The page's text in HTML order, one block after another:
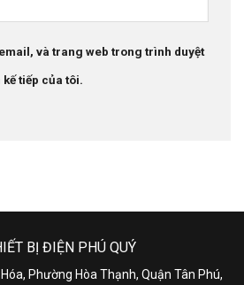
và trang web trong trình duyệt
tiếp của tôi.
BỊ ĐIỆN PHÚ QUÝ
Phường Hòa Thạnh, Quận Tân Phú,